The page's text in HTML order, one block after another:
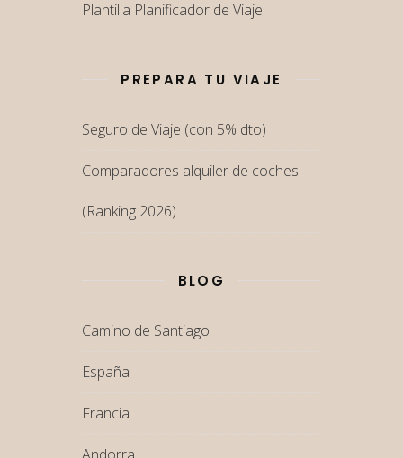
Plantilla Planificador de Viaje
PREPARA TU VIAJE
Seguro de Viaje (con 5% dto)
Comparadores alquiler de coches
(Ranking 2026)
BLOG
Camino de Santiago
España
Francia